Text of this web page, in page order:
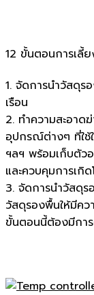
12 ขั้นตอนการเลี้ย
1. จัดการนำวัสดุร
เรือน
2. ทำความสะอาด
อุปกรณ์ต่างๆ ที่ใช้
ฯลฯ พร้อมเก็บตัวอ
และควบคุมการเกิด
3. จัดการนำวัสดุร
วัสดุรองพื้นให้มีค
ขั้นตอนนี้ต้องมีการ